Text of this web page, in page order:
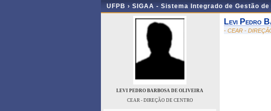
UFPB › SIGAA - Sistema Integrado de Gestão
LEVI PEDRO BARBOSA DE OLIVEIRA
CEAR - DIREÇÃO DE CENTRO
Levi Pedro
- CEAR -